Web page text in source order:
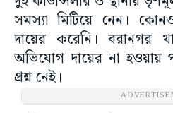
সমস্যা মিটিয়ে নেন।
দায়ের করেনি। বরানগর
অভিযোগ দায়ের না হওয়ায়
প্রশ্ন নেই।